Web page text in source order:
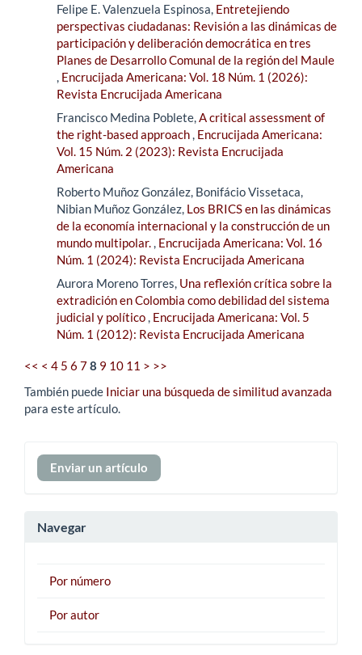
Felipe E. Valenzuela Espinosa, Entretejiendo
perspectivas ciudadanas: Revisión a las dinámicas de
participación y deliberación democrática en tres
Planes de Desarrollo Comunal de la región del Maule
, Encrucijada Americana: Vol. 18 Núm. 1 (2026):
Revista Encrucijada Americana
Francisco Medina Poblete,A critical assessment of
the right-based approach, Encrucijada Americana:
Vol. 15 Núm. 2 (2023): Revista Encrucijada
Americana
Roberto Muñoz González, Bonifácio Vissetaca,
Nibian Muñoz González, Los BRICS en las dinámicas
de la economía internacional y la construcción de un
mundo multipolar., Encrucijada Americana: Vol. 16
Núm. 1 (2024): Revista Encrucijada Americana
Aurora Moreno Torres, Una reflexión crítica sobre la
extradición en Colombia como debilidad del sistema
judicial y político, Encrucijada Americana: Vol. 5
Núm. 1 (2012): Revista Encrucijada Americana
<< < 4 5 6 78 9 10 11 > >>
También puede Iniciar una búsqueda de similitud avanzada
para este artículo.
Enviar
un
Enviar un artículo
Navegar
Por número
Por autor